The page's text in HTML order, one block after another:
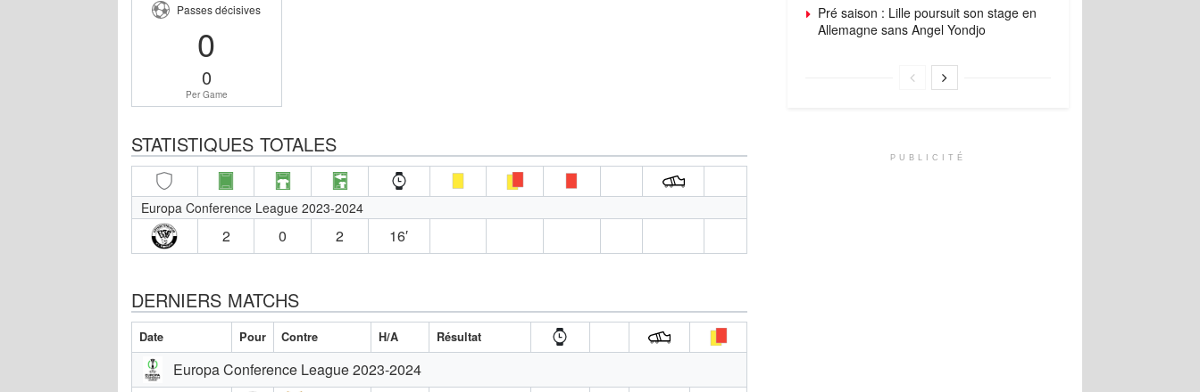
Passes décisives
0
0
Per Game
STATISTIQUES TOTALES
Europa Conference League 2023-2024
2 0 2 16′
DERNIERS MATCHS
Date Pour Contre H/A Résultat
Europa Conference League 2023-2024
Pré saison : Lille poursuit son stage en
Allemagne sans Angel Yondjo
PUBLICITÉ